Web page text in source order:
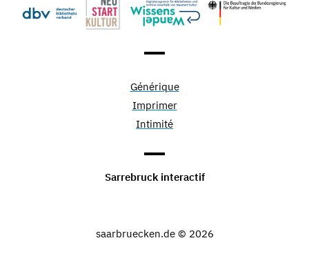
Générique
Imprimer
Intimité
Sarrebruck interactif
saarbruecken.de © 2026